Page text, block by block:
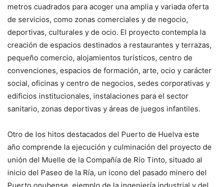
metros cuadrados para acoger una amplia y variada oferta
de servicios, como zonas comerciales y de negocio,
deportivas, culturales y de ocio. El proyecto contempla la
creación de espacios destinados a restaurantes y terrazas,
pequeño comercio, alojamientos turísticos, centro de
convenciones, espacios de formación, arte, ocio y carácter
social, oficinas y centro de negocios, sedes corporativas y
edificios institucionales, instalaciones para el sector
sanitario, zonas deportivas y áreas de juegos infantiles.
Otro de los hitos destacados del Puerto de Huelva este
año comprende la ejecución y culminación del proyecto de
unión del Muelle de la Compañía de Río Tinto, situado al
inicio del Paseo de la Ría, un icono del pasado minero del